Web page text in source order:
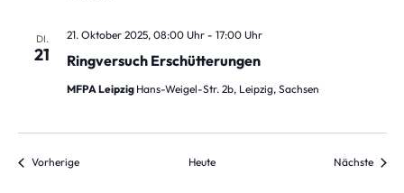
DI.
21 Ringversuch Erschütterungen
21. Oktober 2025, 08:00 Uhr- 17:00 Uhr
MFPA Leipzig Hans-Weigel-Str. 2b, Leipzig, Sachsen
VorherigeVeranstaltungen Heute Nächste